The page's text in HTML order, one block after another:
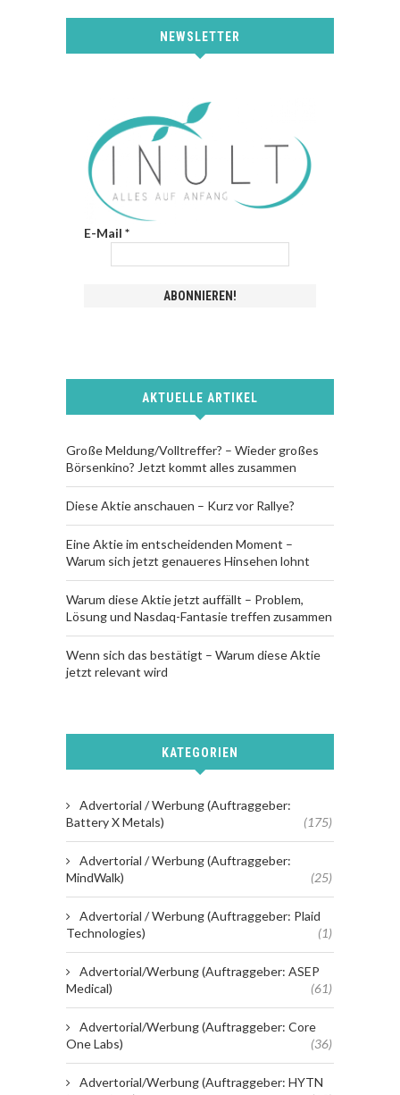
NEWSLETTER
E-Mail *
AKTUELLE ARTIKEL
Große Meldung/Volltreffer? – Wieder großes
Börsenkino? Jetzt kommt alles zusammen
Diese Aktie anschauen – Kurz vor Rallye?
Eine Aktie im entscheidenden Moment –
Warum sich jetzt genaueres Hinsehen lohnt
Warum diese Aktie jetzt auffällt – Problem,
Lösung und Nasdaq-Fantasie treffen zusammen
Wenn sich das bestätigt – Warum diese Aktie
jetzt relevant wird
KATEGORIEN
Advertorial / Werbung (Auftraggeber:
Battery X Metals)
(175)
Advertorial / Werbung (Auftraggeber:
MindWalk)
(25)
Advertorial / Werbung (Auftraggeber: Plaid
Technologies)
(1)
Advertorial/Werbung (Auftraggeber: ASEP
Medical)
(61)
Advertorial/Werbung (Auftraggeber: Core
One Labs)
(36)
Advertorial/Werbung (Auftraggeber: HYTN